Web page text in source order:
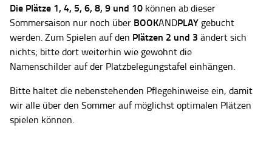
Die Plätze 1, 4, 5, 6, 8, 9 und 10 können ab dieser
Sommersaison nur noch über BOOKANDPLAY gebucht
werden. Zum Spielen auf den Plätzen 2 und 3 ändert sich
nichts; bitte dort weiterhin wie gewohnt die
Namenschilder auf der Platzbelegungstafel einhängen.
Bitte haltet die nebenstehenden Pflegehinweise ein, damit
wir alle über den Sommer auf möglichst optimalen Plätzen
spielen können.